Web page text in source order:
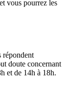
vous pourrez les
répondent
doute concernant
et de 14h à 18h.